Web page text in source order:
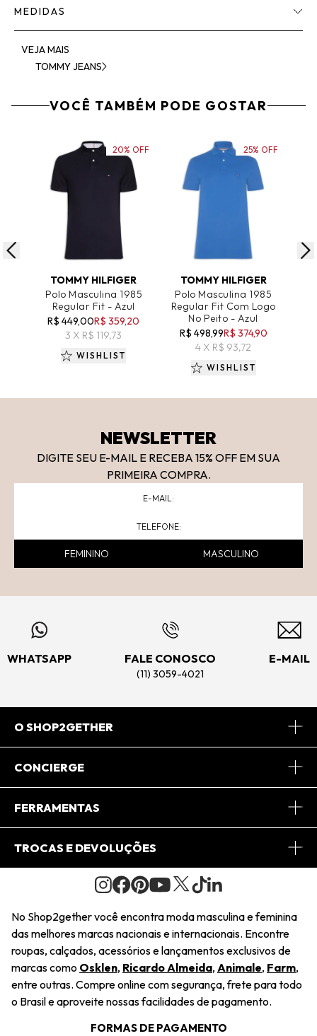
MEDIDAS
VEJA MAIS
TOMMY JEANS
VOCÊ TAMBÉM PODE GOSTAR
ADICIONAR AO CARRINHO
TOMMY HILFIGER
Polo Masculina 1985
Regular Fit - Azul
R$ 449,00R$ 359,20
3 X R$ 119,73
20% OFF
WISHLIST
ADICIONAR AO CARRINHO
TOMMY HILFIGER
Polo Masculina 1985
Regular Fit Com Logo
No Peito - Azul
R$ 498,99R$ 374,90
4 X R$ 93,72
25% OFF
WISHLIST
NEWSLETTER
DIGITE SEU E-MAIL E RECEBA 15% OFF EM SUA
PRIMEIRA COMPRA.
FEMININO MASCULINO
WHATSAPP FALE CONOSCO
(11) 3059-4021
E-MAIL
O SHOP2GETHER
Sobre Nós
Journal
Saiu na Mídia
Sustentabilidade
Navegando
CONCIERGE
Central de Relacionamento
Regulamento e Promoções
FERRAMENTAS
Minha Conta
Pedido de Presente
Wishlist
TROCAS E DEVOLUÇÕES
Condições Gerais
Troca Fácil
Restituição de Pagamento
Dúvidas Frequentes
Termos e Condições
No Shop2gether você encontra moda masculina e feminina
das melhores marcas nacionais e internacionais. Encontre
roupas, calçados, acessórios e lançamentos exclusivos de
marcas como Osklen, Ricardo Almeida, Animale, Farm,
entre outras. Compre online com segurança, frete para todo
o Brasil e aproveite nossas facilidades de pagamento.
FORMAS DE PAGAMENTO